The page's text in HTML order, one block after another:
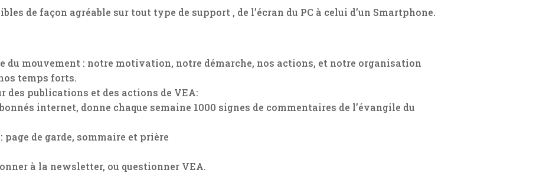
de façon agréable sur tout type de support , de l’écran du PC à celui d’un Smartphone.
mouvement : notre motivation, notre démarche, nos actions, et notre organisation
temps forts.
publications et des actions de VEA:
internet, donne chaque semaine 1000 signes de commentaires de l’évangile du
de garde, sommaire et prière
à la newsletter, ou questionner VEA.